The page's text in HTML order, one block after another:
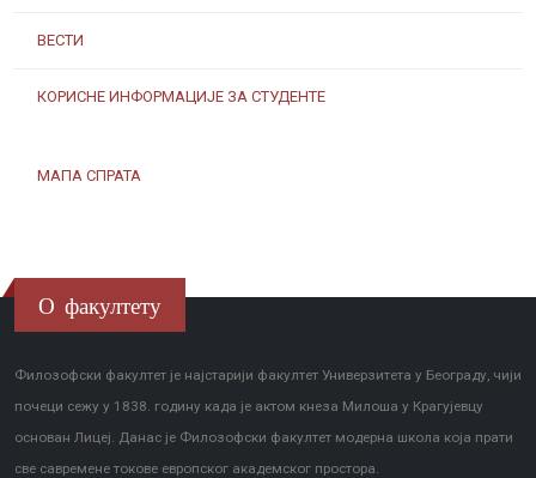
ВЕСТИ
КОРИСНЕ ИНФОРМАЦИЈЕ ЗА СТУДЕНТЕ
МАПА СПРАТА
О факултету
Филозофски факултет је најстарији факултет Универзитета у Београду, чији
почеци сежу у 1838. годину када је актом кнеза Милоша у Крагујевцу
основан Лицеј. Данас је Филозофски факултет модерна школа која прати
све савремене токове европског академског простора.